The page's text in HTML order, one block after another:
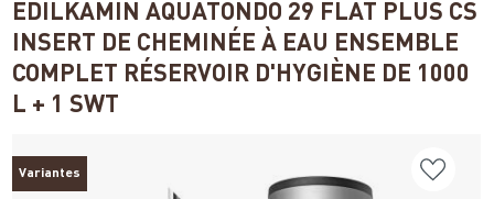
EDILKAMIN AQUATONDO 29 FLAT PLUS CS
INSERT DE CHEMINÉE À EAU ENSEMBLE
COMPLET RÉSERVOIR D'HYGIÈNE DE 1000
L + 1 SWT
Variantes